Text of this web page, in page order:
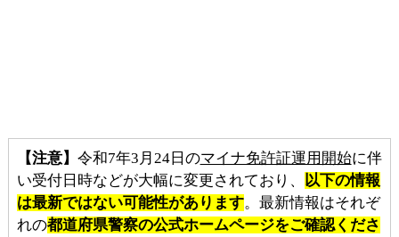
【注意】 令和7年3月24日のマイナ免許証運用開始に伴
い受付日時などが大幅に変更されており、
以下の情報
は最新ではない可能性があります。最新情報はそれぞ
れの都道府県警察の公式ホームページをご確認くださ